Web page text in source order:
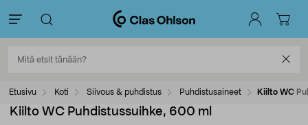
Etusivu Koti Siivous & puhdistus Puhdistusaineet Kiilto WC
Kiilto WC Puhdistussuihke, 600 ml